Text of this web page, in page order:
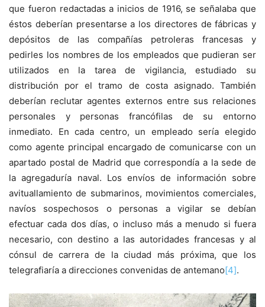
que fueron redactadas a inicios de 1916, se señalaba que
éstos deberían presentarse a los directores de fábricas y
depósitos de las compañías petroleras francesas y
pedirles los nombres de los empleados que pudieran ser
utilizados en la tarea de vigilancia, estudiado su
distribución por el tramo de costa asignado. También
deberían reclutar agentes externos entre sus relaciones
personales y personas francófilas de su entorno
inmediato. En cada centro, un empleado sería elegido
como agente principal encargado de comunicarse con un
apartado postal de Madrid que correspondía a la sede de
la agregaduría naval. Los envíos de información sobre
avituallamiento de submarinos, movimientos comerciales,
navíos sospechosos o personas a vigilar se debían
efectuar cada dos días, o incluso más a menudo si fuera
necesario, con destino a las autoridades francesas y al
cónsul de carrera de la ciudad más próxima, que los
telegrafiaría a direcciones convenidas de antemano[4].